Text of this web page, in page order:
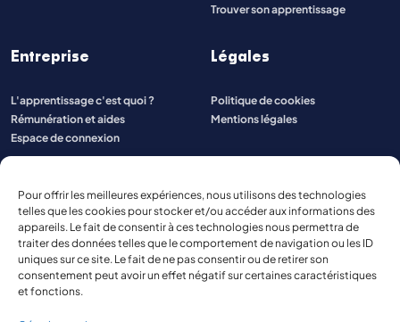
Pour offrir les meilleures expériences, nous utilisons des technologies
telles que les cookies pour stocker et/ou accéder aux informations des
appareils. Le fait de consentir à ces technologies nous permettra de
traiter des données telles que le comportement de navigation ou les ID
uniques sur ce site. Le fait de ne pas consentir ou de retirer son
consentement peut avoir un effet négatif sur certaines caractéristiques
et fonctions.
Trouver son apprentissage
Entreprise
L'apprentissage c'est quoi ?
Rémunération et aides
Espace de connexion
Légales
Politique de cookies
Mentions légales